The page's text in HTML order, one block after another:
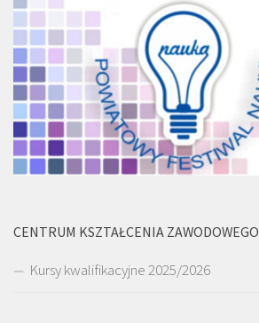
CENTRUM KSZTAŁCENIA ZAWODOWEGO
Kursy kwalifikacyjne 2025/2026